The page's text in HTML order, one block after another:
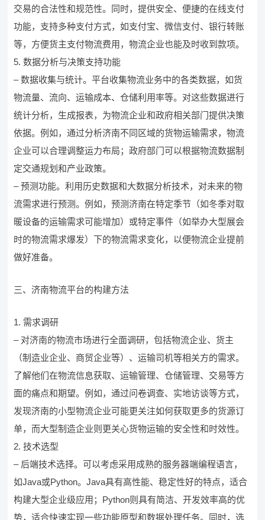
交易的合法性和规范性。同时，提供安全、便捷的在线支付
功能，支持多种支付方式，如支付宝、微信支付、银行转账
等，方便货主支付物流费用，物流企业也能及时收到款项。
5. 数据分析与决策支持功能
– 数据收集与统计。平台收集物流业务中的各类数据，如货
物流量、流向、运输成本、仓储利用率等。对这些数据进行
统计分析，生成报表，为物流企业和政府相关部门提供决策
依据。例如，通过分析济南不同区域的货物运输需求，物流
企业可以合理调整运力布局；政府部门可以根据物流数据制
定交通规划和产业政策。
– 预测功能。利用历史数据和大数据分析技术，对未来的物
流需求进行预测。例如，预测济南在特定季节（如冬季对取
暖设备的运输需求可能增加）或特定事件（如举办大型展会
时的物流需求爆发）下的物流需求变化，以便物流企业提前
做好准备。
三、济南物流平台的构建方法
1. 需求调研
– 对济南的物流市场进行全面调研，包括物流企业、货主
（制造业企业、商贸企业等）、运输司机等相关方的需求。
了解他们在物流信息获取、运输管理、仓储管理、交易等方
面的痛点和期望。例如，通过问卷调查、实地访谈等方式，
发现济南的小型物流企业可能更关注如何获取更多的货源订
单，而大型制造企业则更关心货物运输的安全性和时效性。
2. 技术选型
– 后端技术选择。可以考虑采用成熟的服务器端编程语言，
如Java或Python。Java具有高性能、稳定性好的特点，适合
构建大型企业级应用；Python则具有简洁、开发效率高的优
势，适合快速实现一些功能原型和数据处理任务。同时，选